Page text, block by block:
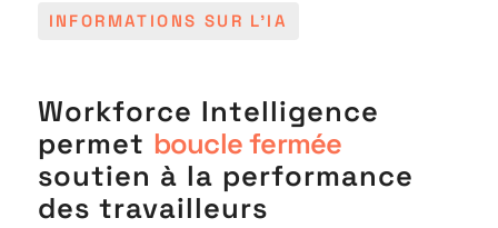
INFORMATIONS SUR L'IA
Workforce Intelligence
permet boucle fermée
soutien à la performance
des travailleurs